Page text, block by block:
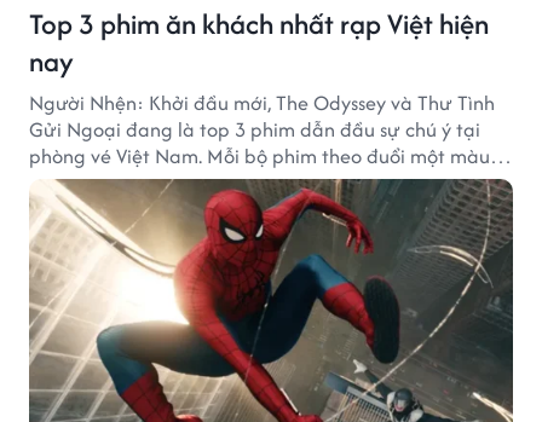
Top 3 phim ăn khách nhất rạp Việt hiện
nay
Người Nhện: Khởi đầu mới, The Odyssey và Thư Tình
Gửi Ngoại đang là top 3 phim dẫn đầu sự chú ý tại
phòng vé Việt Nam. Mỗi bộ phim theo đuổi một màu
sắc khác nhau nhưng đều ghi nhận những thành tích
doanh thu đáng chú ý.